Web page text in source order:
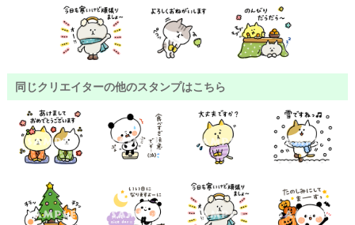
同じクリエイターの他のスタンプはこちら